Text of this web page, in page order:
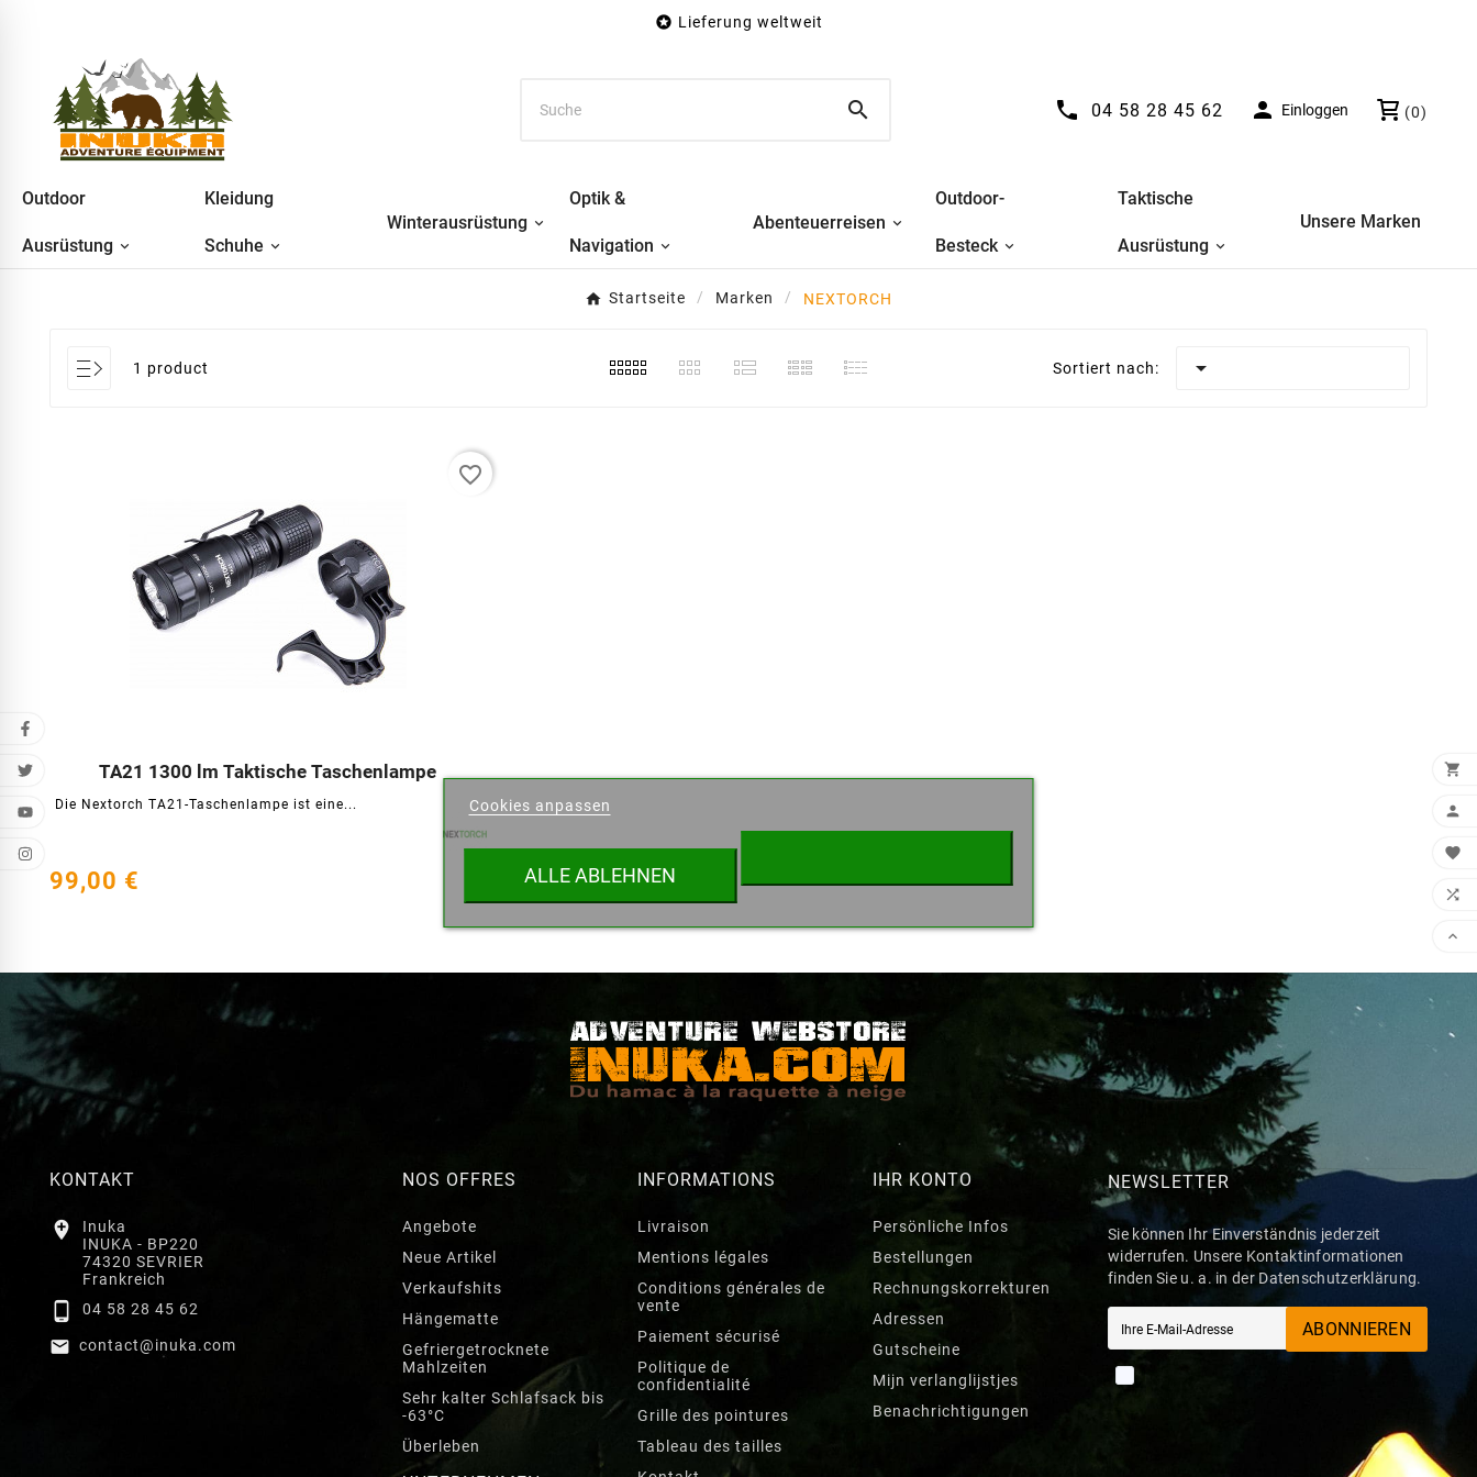
 Lieferung weltweit
  04 58 28 45 62  Einloggen (0)
Outdoor
Ausrüstung
Kleidung
Schuhe
Winterausrüstung
Optik &
Navigation
Abenteuerreisen
Outdoor-
Besteck
Taktische
Ausrüstung
Unsere Marken
Startseite Marken NEXTORCH
1 product Sortiert nach: 
TA21 1300 lm Taktische Taschenlampe
Die Nextorch TA21-Taschenlampe ist eine...
   
99,00 €
favorite_border
KONTAKT

Inuka
INUKA - BP220
74320 SEVRIER
Frankreich
 04 58 28 45 62
 contact@inuka.com
NOS OFFRES
Angebote
Neue Artikel
Verkaufshits
Hängematte
Gefriergetrocknete
Mahlzeiten
Sehr kalter Schlafsack bis
-63°C
Überleben
INFORMATIONS
Livraison
Mentions légales
Conditions générales de
vente
Paiement sécurisé
Politique de
confidentialité
Grille des pointures
Tableau des tailles
IHR KONTO
Persönliche Infos
Bestellungen
Rechnungskorrekturen
Adressen
Gutscheine
Mijn verlanglijstjes
Benachrichtigungen
NEWSLETTER
Sie können Ihr Einverständnis jederzeit
widerrufen. Unsere Kontaktinformationen
finden Sie u. a. in der Datenschutzerklärung.
ABONNIEREN
×
Name der Wunschliste
Cookies anpassen
ALLE ABLEHNEN




